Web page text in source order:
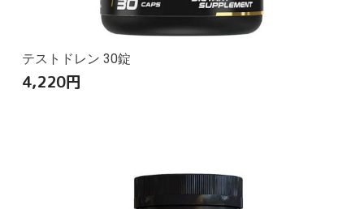
テストドレン 30錠
4,220円